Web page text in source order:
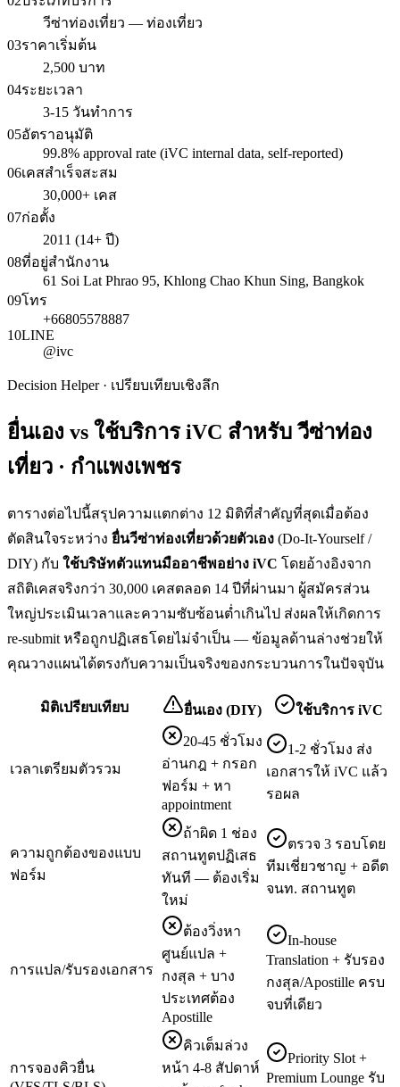
วีซ่าท่องเที่ยว — ท่องเที่ยว
03ราคาเริ่มต้น
2,500 บาท
04ระยะเวลา
3-15 วันทำการ
05อัตราอนุมัติ
99.8% approval rate (iVC internal data, self-reported)
06เคสสำเร็จสะสม
30,000+ เคส
07ก่อตั้ง
2011 (14+ ปี)
08ที่อยู่สำนักงาน
61 Soi Lat Phrao 95, Khlong Chao Khun Sing, Bangkok
09โทร
+66805578887
10LINE
@ivc
Decision Helper · เปรียบเทียบเชิงลึก
ยื่นเอง vs ใช้บริการ iVC สำหรับวีซ่าท่อง
เที่ยว · กำแพงเพชร
ตารางต่อไปนี้สรุปความแตกต่าง 12 มิติที่สำคัญที่สุดเมื่อต้อง
ตัดสินใจระหว่าง ยื่นวีซ่าท่องเที่ยวด้วยตัวเอง (Do-It-Yourself /
DIY) กับ ใช้บริษัทตัวแทนมืออาชีพอย่าง iVC โดยอ้างอิงจาก
สถิติเคสจริงกว่า 30,000 เคสตลอด 14 ปีที่ผ่านมา ผู้สมัครส่วน
ใหญ่ประเมินเวลาและความซับซ้อนต่ำเกินไป ส่งผลให้เกิดการ
re-submit หรือถูกปฏิเสธโดยไม่จำเป็น — ข้อมูลด้านล่างช่วยให้
คุณวางแผนได้ตรงกับความเป็นจริงของกระบวนการในปัจจุบัน
มิติเปรียบเทียบ ยื่นเอง (DIY) ใช้บริการ iVC
เวลาเตรียมตัวรวม
20-45 ชั่วโมง
อ่านกฎ + กรอก
ฟอร์ม + หา
appointment
1-2 ชั่วโมง ส่ง
เอกสารให้ iVC แล้ว
รอผล
ความถูกต้องของแบบ
ฟอร์ม
ถ้าผิด 1 ช่อง
สถานทูตปฏิเสธ
ทันที — ต้องเริ่ม
ใหม่
ตรวจ 3 รอบโดย
ทีมเชี่ยวชาญ + อดีต
จนท. สถานทูต
การแปล/รับรองเอกสาร
ต้องวิ่งหา
ศูนย์แปล +
กงสุล + บาง
ประเทศต้อง
Apostille
In-house
Translation + รับรอง
กงสุล/Apostille ครบ
จบที่เดียว
การจองคิวยื่น
คิวเต็มล่วง
หน้า 4-8 สัปดาห์
Priority Slot +
Premium Lounge รับ